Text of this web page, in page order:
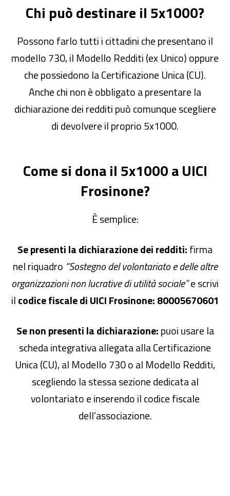
Chi può destinare il 5x1000?
Possono farlo tutti i cittadini che presentano il
modello 730, il Modello Redditi (ex Unico) oppure
che possiedono la Certificazione Unica (CU).
Anche chi non è obbligato a presentare la
dichiarazione dei redditi può comunque scegliere
di devolvere il proprio 5x1000.
Come si dona il 5x1000 a UICI
Frosinone?
È semplice:
Se presenti la dichiarazione dei redditi: firma
nel riquadro “Sostegno del volontariato e delle altre
organizzazioni non lucrative di utilità sociale”e scrivi
il codice fiscale di UICI Frosinone: 80005670601
Se non presenti la dichiarazione: puoi usare la
scheda integrativa allegata alla Certificazione
Unica (CU), al Modello 730 o al Modello Redditi,
scegliendo la stessa sezione dedicata al
volontariato e inserendo il codice fiscale
dell’associazione.